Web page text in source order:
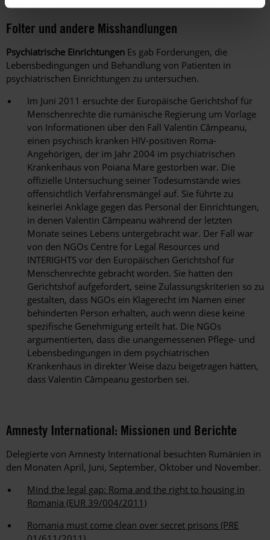
Folter und andere Misshandlungen
Psychiatrische Einrichtungen Es gab Forderungen, die
Lebensbedingungen und Behandlung von Patienten in
psychiatrischen Einrichtungen zu untersuchen.
Im Juni 2011 ersuchte der Europäische Gerichtshof für
Menschenrechte die rumänische Regierung um Vorlage
von Informationen über den Fall Valentin Câmpeanu,
einen psychisch kranken HIV-positiven Roma-
Angehörigen, der im Jahr 2004 im psychiatrischen
Krankenhaus von Poiana Mare gestorben war. Die
offizielle Untersuchung seiner Todesumstände wies
offensichtlich Verfahrensmängel auf. Sie führte zu
keinerlei Anklage gegen das Personal der Einrichtungen,
in denen Valentin Câmpeanu während der letzten
Monate seines Lebens untergebracht war. Der Fall war
von den NGOs Centre for Legal Resources und
INTERIGHTS vor den Europäischen Gerichtshof für
Menschenrechte gebracht worden. Sie hatten den
Gerichtshof aufgefordert, seine Zulassungskriterien so zu
gestalten, dass NGOs ein Klagerecht im Namen einer
behinderten Person erhalten, auch wenn diese keine
spezifische Genehmigung erteilt hat. Die NGOs
argumentierten, dass die unangemessenen Pflege- und
Lebensbedingungen in dem psychiatrischen
Krankenhaus in direkter Weise dazu beigetragen hätten,
dass Valentin Câmpeanu gestorben sei.
Amnesty International: Missionen und Berichte
Delegierte von Amnesty International besuchten Rumänien in
den Monaten April, Juni, September, Oktober und November.
Mind the legal gap: Roma and the right to housing in
Romania (EUR 39/004/2011)
Romania must come clean over secret prisons (PRE